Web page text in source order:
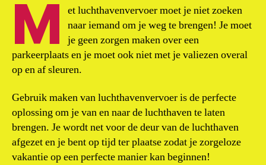
M
et luchthavenvervoer moet je niet zoeken
naar iemand om je weg te brengen! Je moet
je geen zorgen maken over een
parkeerplaats en je moet ook niet met je valiezen overal
op en af sleuren.
Gebruik maken van luchthavenvervoer is de perfecte
oplossing om je van en naar de luchthaven te laten
brengen. Je wordt net voor de deur van de luchthaven
afgezet en je bent op tijd ter plaatse zodat je zorgeloze
vakantie op een perfecte manier kan beginnen!